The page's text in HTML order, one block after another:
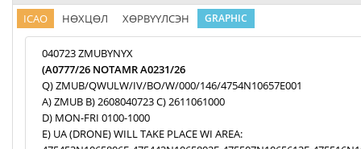
ICAO НӨХЦӨЛ ХӨРВҮҮЛСЭН GRAPHIC
040723 ZMUBYNYX
(A0777/26 NOTAMR A0231/26
Q) ZMUB/QWULW/IV/BO/W/000/146/4754N10657E001
A) ZMUB B) 2608040723 C) 2611061000
D) MON-FRI 0100-1000
E) UA (DRONE) WILL TAKE PLACE WI AREA: